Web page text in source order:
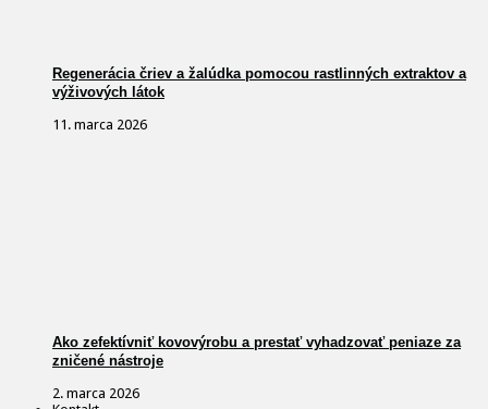
Regenerácia čriev a žalúdka pomocou rastlinných extraktov a
výživových látok
11. marca 2026
Ako zefektívniť kovovýrobu a prestať vyhadzovať peniaze za
zničené nástroje
2. marca 2026